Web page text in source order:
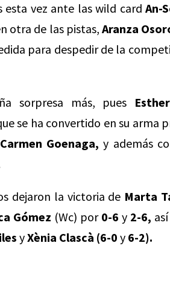
esta vez ante las wild card An-
otra de las pistas, Aranza
para despedir de la
sorpresa más, pues
se ha convertido en su arma
Carmen Goenaga, y además
dejaron la victoria de Marta
Gómez (Wc) por 0-6 y 2-6,
yXènia Clascà (6-0 y 6-2).